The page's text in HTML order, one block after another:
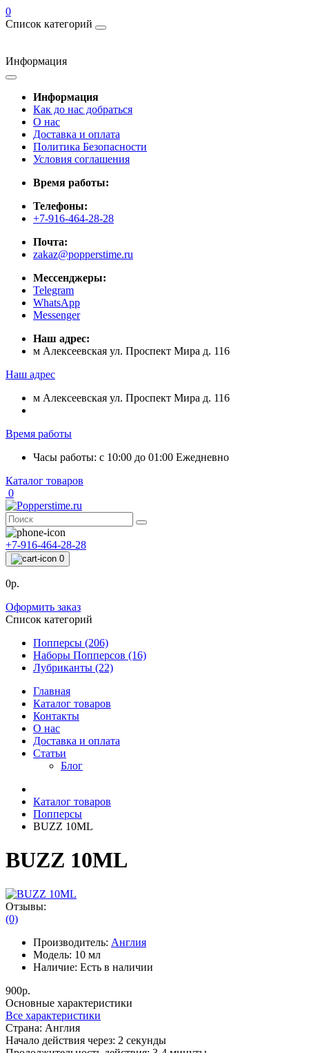
0
Список категорий
Информация
Информация
Как до нас добраться
О нас
Доставка и оплата
Политика Безопасности
Условия соглашения
Время работы:
Телефоны:
+7-916-464-28-28
Почта:
zakaz@popperstime.ru
Мессенджеры:
Telegram
WhatsApp
Messenger
Наш адрес:
м Алексеевская ул. Проспект Мира д. 116
Наш адрес
м Алексеевская ул. Проспект Мира д. 116
Время работы
Часы работы: с 10:00 до 01:00 Ежедневно
Каталог товаров
0
+7-916-464-28-28
0
0р.
Оформить заказ
Список категорий
Попперсы (206)
Наборы Попперсов (16)
Лубриканты (22)
Главная
Каталог товаров
Контакты
О нас
Доставка и оплата
Статьи
Блог
Каталог товаров
Попперсы
BUZZ 10ML
BUZZ 10ML
Отзывы:
(0)
Производитель: Англия
Модель: 10 мл
Наличие: Есть в наличии
900р.
Основные характеристики
Все характеристики
Страна: Англия
Начало действия через: 2 секунды